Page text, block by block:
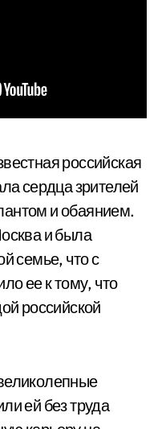
российская
сердца зрителей
и обаянием.
и была
семье, что с
ее к тому, что
российской
ей без труда